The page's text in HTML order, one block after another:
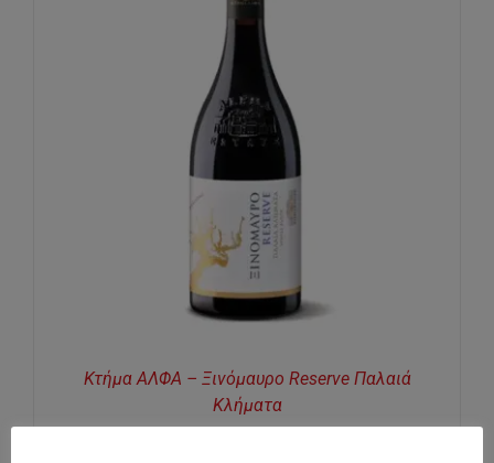
Κτήμα ΑΛΦΑ – Ξινόμαυρο Reserve Παλαιά
Κλήματα